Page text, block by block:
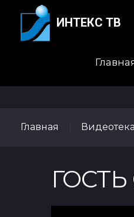
ИНТЕКС ТВ
Главная Видеотека